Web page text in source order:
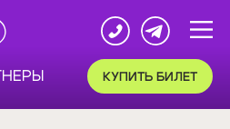
КУПИТЬ БИЛЕТ